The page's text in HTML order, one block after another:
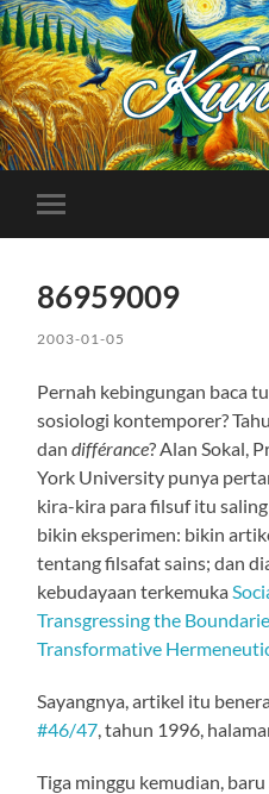
Toggle
mobile
86959009
2003-01-05
Pernah kebingungan baca
sosiologi kontemporer?
dandifférance? Alan Sokal,
York University punya
kira-kira para filsuf itu
bikin eksperimen: bikin
tentang filsafat sains; dan
kebudayaan terkemuka
Transgressing the
Transformative
Sayangnya, artikel itu
#46/47 , tahun 1996,
Tiga minggu kemudian,